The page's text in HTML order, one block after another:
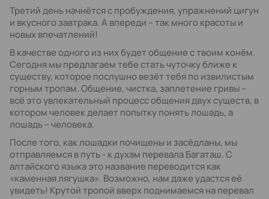
Третий день начнётся с пробуждения, упражнений цигун
и вкусного завтрака. А впереди – так много красоты и
новых впечатлений!
В качестве одного из них будет общение с твоим конём.
Сегодня мы предлагаем тебе стать чуточку ближе к
существу, которое послушно везёт тебя по извилистым
горным тропам. Общение, чистка, заплетение гривы –
всё это увлекательный процесс общения двух существ, в
котором человек делает попытку понять лошадь, а
лошадь – человека.
После того, как лошадки почищены и засёдланы, мы
отправляемся в путь - к духам перевала Багаташ. С
алтайского языка это название переводится как
«каменная лягушка». Возможно, нам даже удастся её
увидеть! Крутой тропой вверх поднимаемся на перевал